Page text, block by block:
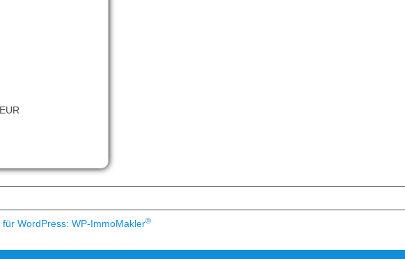
WordPress: WP-ImmoMakler®